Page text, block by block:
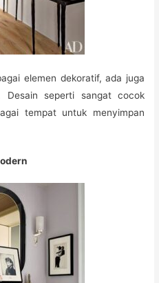
elemen dekoratif, ada juga
Desain seperti sangat cocok
tempat untuk menyimpan